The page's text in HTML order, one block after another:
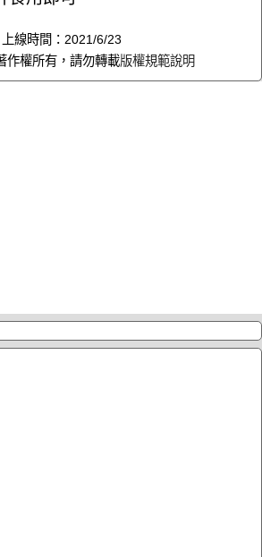
上線時間：2021/6/23
作權所有，請勿轉載版權規範說明